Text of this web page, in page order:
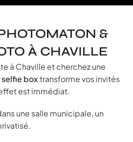
&
À CHAVILLE
à Chaville et cherchez une
selfie boxtransforme vos invités
est immédiat.
une salle municipale, un